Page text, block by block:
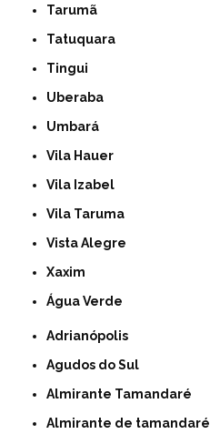
Tarumã
Tatuquara
Tingui
Uberaba
Umbará
Vila Hauer
Vila Izabel
Vila Taruma
Vista Alegre
Xaxim
Água Verde
Adrianópolis
Agudos do Sul
Almirante Tamandaré
Almirante de tamandaré